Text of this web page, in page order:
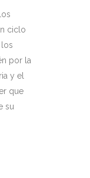
ciclo
por la
y el
que
su